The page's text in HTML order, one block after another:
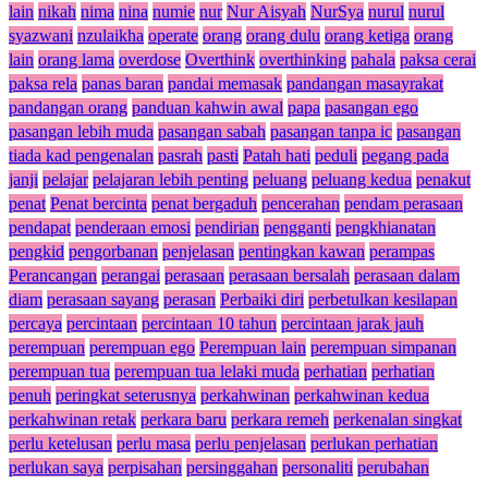
lain nikah nima nina numie nur Nur Aisyah NurSya nurul nurul
syazwani nzulaikha operate orang orang dulu orang ketiga orang
lain orang lama overdose Overthink overthinking pahala paksa cerai
paksa rela panas baran pandai memasak pandangan masayrakat
pandangan orang panduan kahwin awal papa pasangan ego
pasangan lebih muda pasangan sabah pasangan tanpa ic pasangan
tiada kad pengenalan pasrah pasti Patah hati peduli pegang pada
janji pelajar pelajaran lebih penting peluang peluang kedua penakut
penat Penat bercinta penat bergaduh pencerahan pendam perasaan
pendapat penderaan emosi pendirian pengganti pengkhianatan
pengkid pengorbanan penjelasan pentingkan kawan perampas
Perancangan perangai perasaan perasaan bersalah perasaan dalam
diam perasaan sayang perasan Perbaiki diri perbetulkan kesilapan
percaya percintaan percintaan 10 tahun percintaan jarak jauh
perempuan perempuan ego Perempuan lain perempuan simpanan
perempuan tua perempuan tua lelaki muda perhatian perhatian
penuh peringkat seterusnya perkahwinan perkahwinan kedua
perkahwinan retak perkara baru perkara remeh perkenalan singkat
perlu ketelusan perlu masa perlu penjelasan perlukan perhatian
perlukan saya perpisahan persinggahan personaliti perubahan